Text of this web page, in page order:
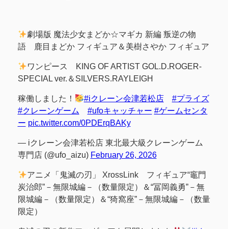
劇場版 魔法少女まどか☆マギカ 新編 叛逆の物
語 鹿目まどか フィギュア＆美樹さやか フィギュア
ワンピース KING OF ARTIST GOL.D.ROGER-
SPECIAL ver.＆SILVERS.RAYLEIGH
稼働しました！ #iクレーン会津若松店
#プライズ
#クレーンゲーム
#ufoキャッチャー #ゲームセンタ
ー pic.twitter.com/0PDErqBAKy
— iクレーン会津若松店 東北最大級クレーンゲーム
専門店 (@ufo_aizu) February 26, 2026
アニメ「鬼滅の刃」 XrossLink フィギュア“竈門
炭治郎”－無限城編－（数量限定）＆“冨岡義勇”－無
限城編－（数量限定）＆“猗窩座”－無限城編－（数量
限定）